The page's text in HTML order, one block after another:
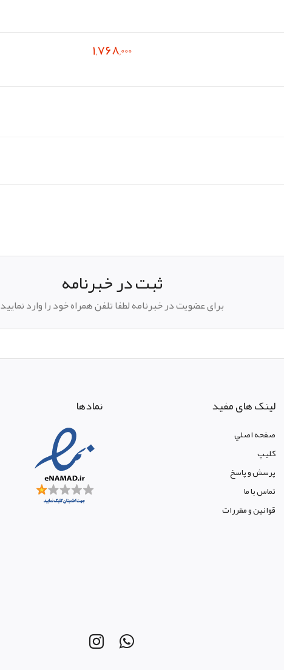
1,768,000
ثبت در خبرنامه
برای عضویت در خبرنامه لطفا تلفن همراه خود را وارد نمایید
لینک های مفید
صفحه اصلي
کليپ
پرسش و پاسخ
تماس با ما
قوانين و مقررات
نمادها